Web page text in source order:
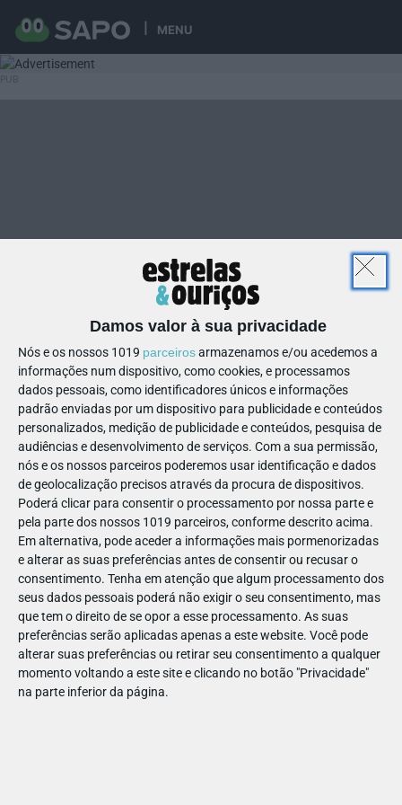
MENU
Damos valor à sua privacidade
Nós e os nossos 1019 parceirosarmazenamos e/ou acedemos a
informações num dispositivo, como cookies, e processamos
dados pessoais, como identificadores únicos e informações
padrão enviadas por um dispositivo para publicidade e conteúdos
personalizados, medição de publicidade e conteúdos, pesquisa de
audiências e desenvolvimento de serviços. Com a sua permissão,
nós e os nossos parceiros poderemos usar identificação e dados
de geolocalização precisos através da procura de dispositivos.
Poderá clicar para consentir o processamento por nossa parte e
pela parte dos nossos 1019 parceiros, conforme descrito acima.
Em alternativa, pode aceder a informações mais pormenorizadas
e alterar as suas preferências antes de consentir ou recusar o
consentimento. Tenha em atenção que algum processamento dos
seus dados pessoais poderá não exigir o seu consentimento, mas
que tem o direito de se opor a esse processamento. As suas
preferências serão aplicadas apenas a este website. Você pode
alterar suas preferências ou retirar seu consentimento a qualquer
momento voltando a este site e clicando no botão "Privacidade"
na parte inferior da página.
22
64070802556912